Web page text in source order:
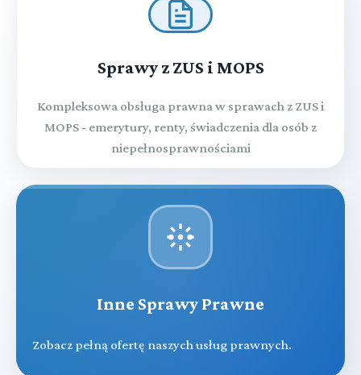
Sprawy z ZUS i MOPS
Kompleksowa obsługa prawna w sprawach z ZUS i
MOPS - emerytury, renty, świadczenia dla osób z
niepełnosprawnościami
Inne Sprawy Prawne
Zobacz pełną ofertę naszych usług prawnych.